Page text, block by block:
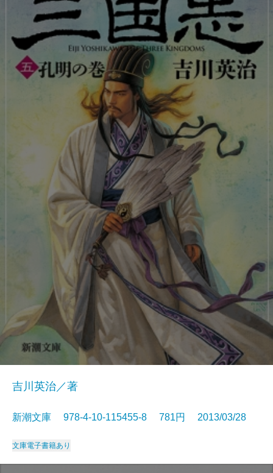
吉川英治／著
新潮文庫 978-4-10-115455-8 781円 2013/03/28
文庫電子書籍あり